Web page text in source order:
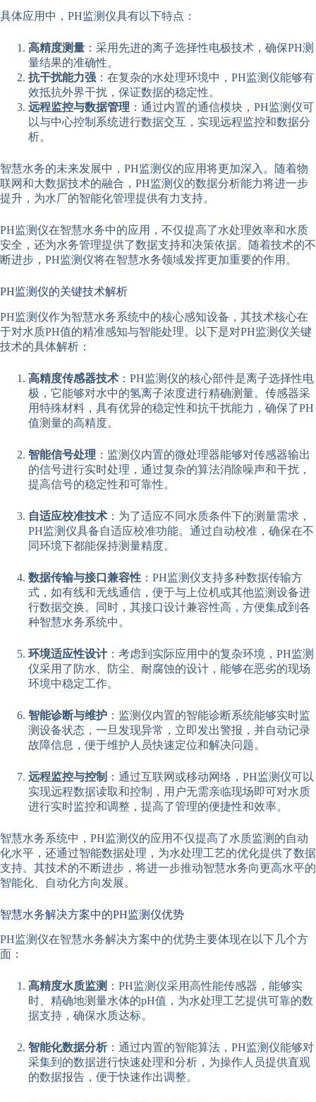
具体应用中，PH监测仪具有以下特点：
高精度测量 ：采用先进的离子选择性电极技术，确保PH测
量结果的准确性。
抗干扰能力强 ：在复杂的水处理环境中，PH监测仪能够有
效抵抗外界干扰，保证数据的稳定性。
远程监控与数据管理 ：通过内置的通信模块，PH监测仪可
以与中心控制系统进行数据交互，实现远程监控和数据分
析。
智慧水务的未来发展中，PH监测仪的应用将更加深入。随着物
联网和大数据技术的融合，PH监测仪的数据分析能力将进一步
提升，为水厂的智能化管理提供有力支持。
PH监测仪在智慧水务中的应用，不仅提高了水处理效率和水质
安全，还为水务管理提供了数据支持和决策依据。随着技术的不
断进步，PH监测仪将在智慧水务领域发挥更加重要的作用。
PH监测仪的关键技术解析
PH监测仪作为智慧水务系统中的核心感知设备，其技术核心在
于对水质PH值的精准感知与智能处理。以下是对PH监测仪关键
技术的具体解析：
高精度传感器技术 ：PH监测仪的核心部件是离子选择性电
极，它能够对水中的氢离子浓度进行精确测量。传感器采
用特殊材料，具有优异的稳定性和抗干扰能力，确保了PH
值测量的高精度。
智能信号处理 ：监测仪内置的微处理器能够对传感器输出
的信号进行实时处理，通过复杂的算法消除噪声和干扰，
提高信号的稳定性和可靠性。
自适应校准技术 ：为了适应不同水质条件下的测量需求，
PH监测仪具备自适应校准功能。通过自动校准，确保在不
同环境下都能保持测量精度。
数据传输与接口兼容性 ：PH监测仪支持多种数据传输方
式，如有线和无线通信，便于与上位机或其他监测设备进
行数据交换。同时，其接口设计兼容性高，方便集成到各
种智慧水务系统中。
环境适应性设计：考虑到实际应用中的复杂环境，PH监测
仪采用了防水、防尘、耐腐蚀的设计，能够在恶劣的现场
环境中稳定工作。
智能诊断与维护 ：监测仪内置的智能诊断系统能够实时监
测设备状态，一旦发现异常，立即发出警报，并自动记录
故障信息，便于维护人员快速定位和解决问题。
远程监控与控制 ：通过互联网或移动网络，PH监测仪可以
实现远程数据读取和控制，用户无需亲临现场即可对水质
进行实时监控和调整，提高了管理的便捷性和效率。
智慧水务系统中，PH监测仪的应用不仅提高了水质监测的自动
化水平，还通过智能数据处理，为水处理工艺的优化提供了数据
支持。其技术的不断进步，将进一步推动智慧水务向更高水平的
智能化、自动化方向发展。
智慧水务解决方案中的PH监测仪优势
PH监测仪在智慧水务解决方案中的优势主要体现在以下几个方
面：
高精度水质监测 ：PH监测仪采用高性能传感器，能够实
时、精确地测量水体的pH值，为水处理工艺提供可靠的数
据支持，确保水质达标。
智能化数据分析：通过内置的智能算法，PH监测仪能够对
采集到的数据进行快速处理和分析，为操作人员提供直观
的数据报告，便于快速作出调整。